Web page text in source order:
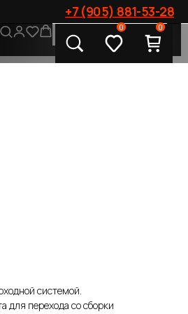
0
0
881-53-28
CONTACT US
системой.
для перехода со сборки